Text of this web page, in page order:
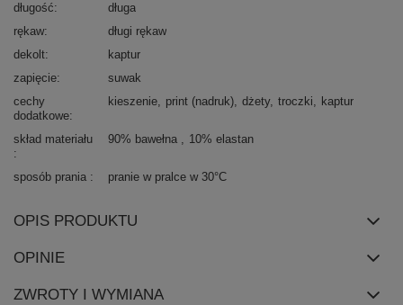
długość
długa
rękaw
długi rękaw
dekolt
kaptur
zapięcie
suwak
cechy
dodatkowe
kieszenie print (nadruk) dżety troczki kaptur
skład materiału 90% bawełna 10% elastan
sposób prania pranie w pralce w 30°C
OPIS PRODUKTU
OPINIE
ZWROTY I WYMIANA